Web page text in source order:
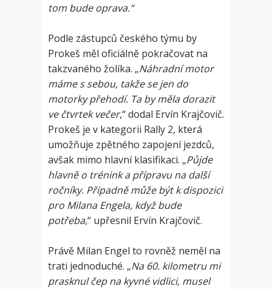
tom bude oprava.“
Podle zástupců českého týmu by
Prokeš měl oficiálně pokračovat na
takzvaného žolíka. „Náhradní motor
máme s sebou, takže se jen do
motorky přehodí. Ta by měla dorazit
ve čtvrtek večer,“ dodal Ervín Krajčovič.
Prokeš je v kategorii Rally 2, která
umožňuje zpětného zapojení jezdců,
avšak mimo hlavní klasifikaci. „Půjde
hlavně o trénink a přípravu na další
ročníky. Případně může být k dispozici
pro Milana Engela, když bude
potřeba,“ upřesnil Ervín Krajčovič.
Právě Milan Engel to rovněž neměl na
trati jednoduché. „Na 60. kilometru mi
prasknul čep na kyvné vidlici, musel